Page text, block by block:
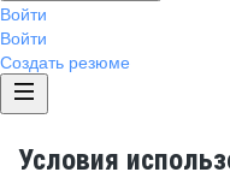
Войти
Войти
Создать резюме
Условия